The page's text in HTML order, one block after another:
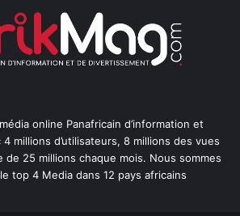
online Panafricain d’information et
millions d’utilisateurs, 8 millions des vues
25 millions chaque mois. Nous sommes
top 4 Media dans 12 pays africains